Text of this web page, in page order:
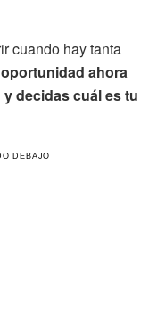
cuando hay tanta
ahora
y decidas cuál es tu